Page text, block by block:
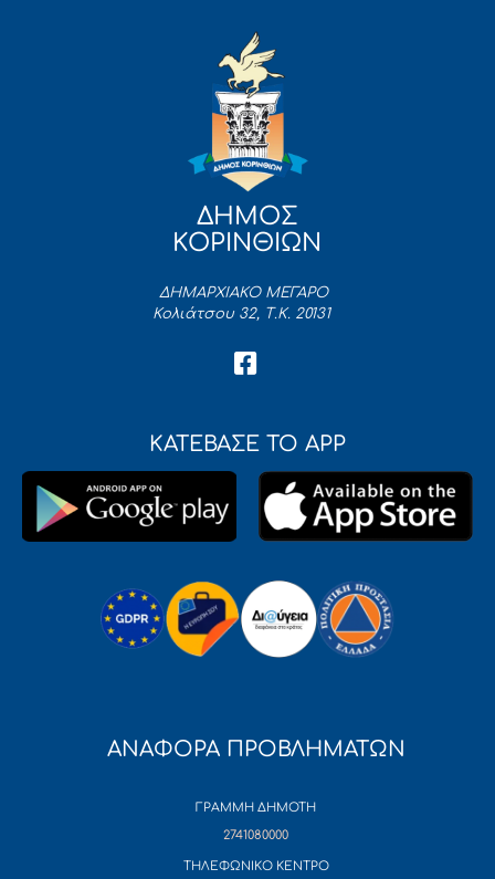
ΔΗΜΟΣ
ΚΟΡΙΝΘΙΩΝ
ΔΗΜΑΡΧΙΑΚΟ ΜΕΓΑΡΟ
Κολιάτσου 32, Τ.Κ. 20131
ΚΑΤΕΒΑΣΕ ΤΟ APP
ΑΝΑΦΟΡΑ ΠΡΟΒΛΗΜΑΤΩΝ
ΓΡΑΜΜΗ ΔΗΜΟΤΗ
2741080000
ΤΗΛΕΦΩΝΙΚΟ ΚΕΝΤΡΟ